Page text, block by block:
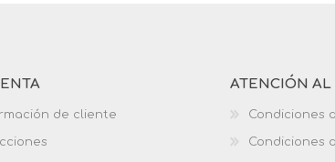
de cliente
ATENCIÓN AL
Condiciones
Condiciones